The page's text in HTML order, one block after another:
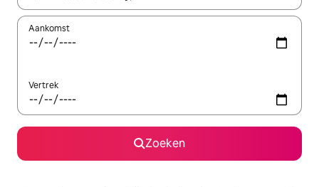
Aankomst
Vertrek
Zoeken